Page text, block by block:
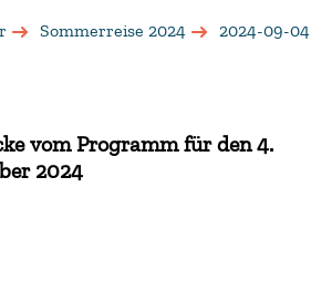
Sommerreise 2024 2024-09-04
vom Programm für den 4.
2024